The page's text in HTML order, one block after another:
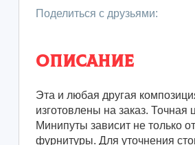
Поделиться с друзьями:
Описание
Эта и любая другая
изготовлены на заказ.
Минипуты зависит не только
фурнитуры. Для уточнения